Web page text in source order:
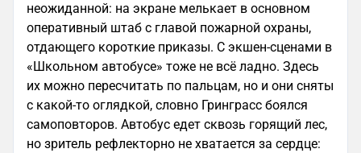
неожиданной: на экране мелькает в основном
оперативный штаб с главой пожарной охраны,
отдающего короткие приказы. С экшен-сценами в
«Школьном автобусе» тоже не всё ладно. Здесь
их можно пересчитать по пальцам, но и они сняты
с какой-то оглядкой, словно Гринграсс боялся
самоповторов. Автобус едет сквозь горящий лес,
но зритель рефлекторно не хватается за сердце: